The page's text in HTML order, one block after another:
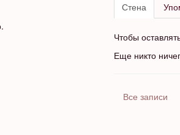
Стена
Чтобы
Еще никто
Все записи